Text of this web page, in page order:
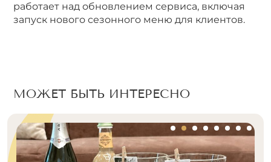
работает над обновлением сервиса, включая
запуск нового сезонного меню для клиентов.
МОЖЕТ БЫТЬ ИНТЕРЕСНО